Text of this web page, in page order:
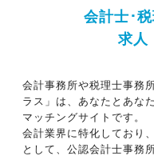
会計士･
求人
会計事務所や税理士事務
ラス」は、あなたとあな
マッチングサイトです。
会計業界に特化しており
として、公認会計士事務